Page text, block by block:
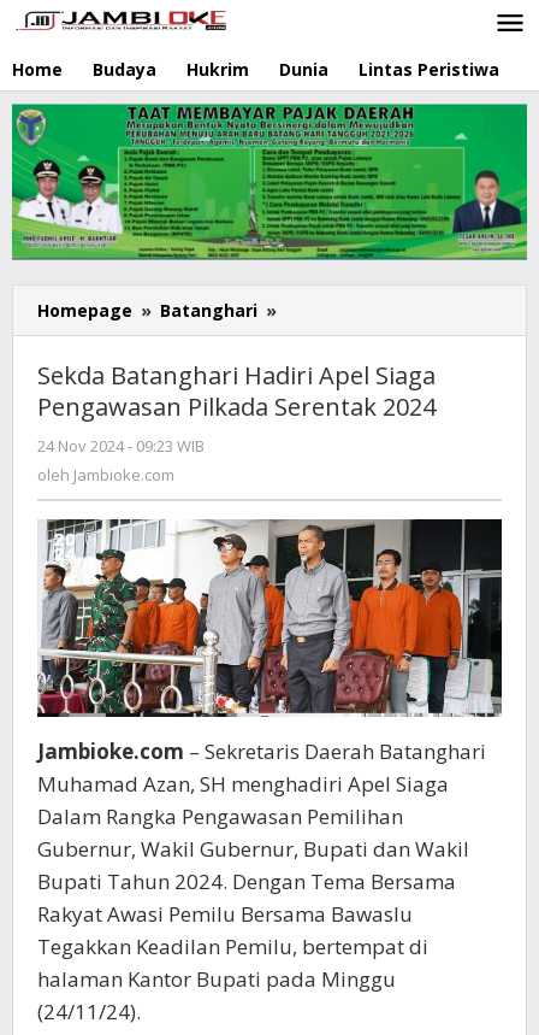
Lewati
ke
konten
Home Budaya Hukrim Dunia Lintas Peristiwa
Homepage » Batanghari »
Batanghari
Hadiri
Apel
Siaga
Sekda Batanghari Hadiri Apel Siaga
Pengawasan Pilkada Serentak 2024
24 Nov 2024 - 09:23 WIB
oleh Jambioke.com
Jambioke.com – Sekretaris Daerah Batanghari
Muhamad Azan, SH menghadiri Apel Siaga
Dalam Rangka Pengawasan Pemilihan
Gubernur, Wakil Gubernur, Bupati dan Wakil
Bupati Tahun 2024. Dengan Tema Bersama
Rakyat Awasi Pemilu Bersama Bawaslu
Tegakkan Keadilan Pemilu, bertempat di
halaman Kantor Bupati pada Minggu
(24/11/24).